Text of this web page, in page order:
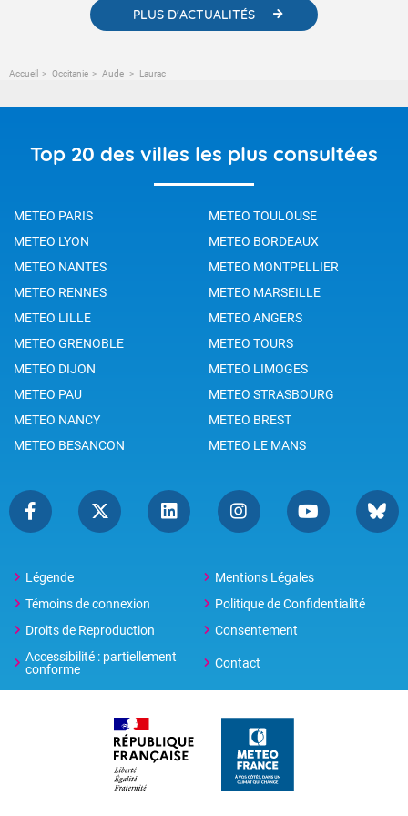
PLUS D'ACTUALITÉS
Accueil Occitanie Aude Laurac
Top 20 des villes les plus consultées
METEO PARIS
METEO TOULOUSE
METEO LYON
METEO BORDEAUX
METEO NANTES
METEO MONTPELLIER
METEO RENNES
METEO MARSEILLE
METEO LILLE
METEO ANGERS
METEO GRENOBLE
METEO TOURS
METEO DIJON
METEO LIMOGES
METEO PAU
METEO STRASBOURG
METEO NANCY
METEO BREST
METEO BESANCON
METEO LE MANS
Légende
Mentions Légales
Témoins de connexion
Politique de Confidentialité
Droits de Reproduction
Consentement
Accessibilité : partiellement
conforme
Contact